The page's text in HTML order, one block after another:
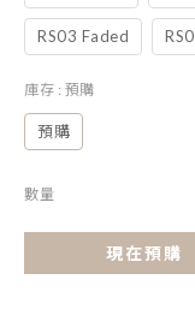
RS03 Faded
庫存 : 預購
預購
數量
現在預購